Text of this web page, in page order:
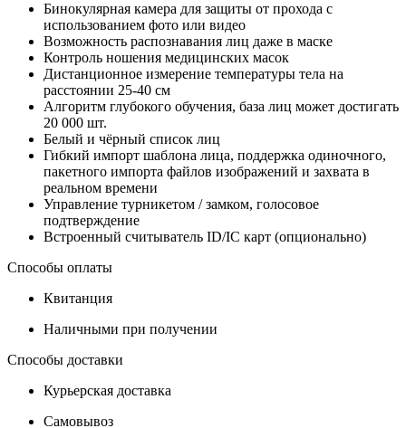
Бинокулярная камера для защиты от прохода с
использованием фото или видео
Возможность распознавания лиц даже в маске
Контроль ношения медицинских масок
Дистанционное измерение температуры тела на
расстоянии 25-40 см
Алгоритм глубокого обучения, база лиц может достигать
20 000 шт.
Белый и чёрный список лиц
Гибкий импорт шаблона лица, поддержка одиночного,
пакетного импорта файлов изображений и захвата в
реальном времени
Управление турникетом / замком, голосовое
подтверждение
Встроенный считыватель ID/IC карт (опционально)
Способы оплаты
Квитанция
Наличными при получении
Способы доставки
Курьерская доставка
Самовывоз